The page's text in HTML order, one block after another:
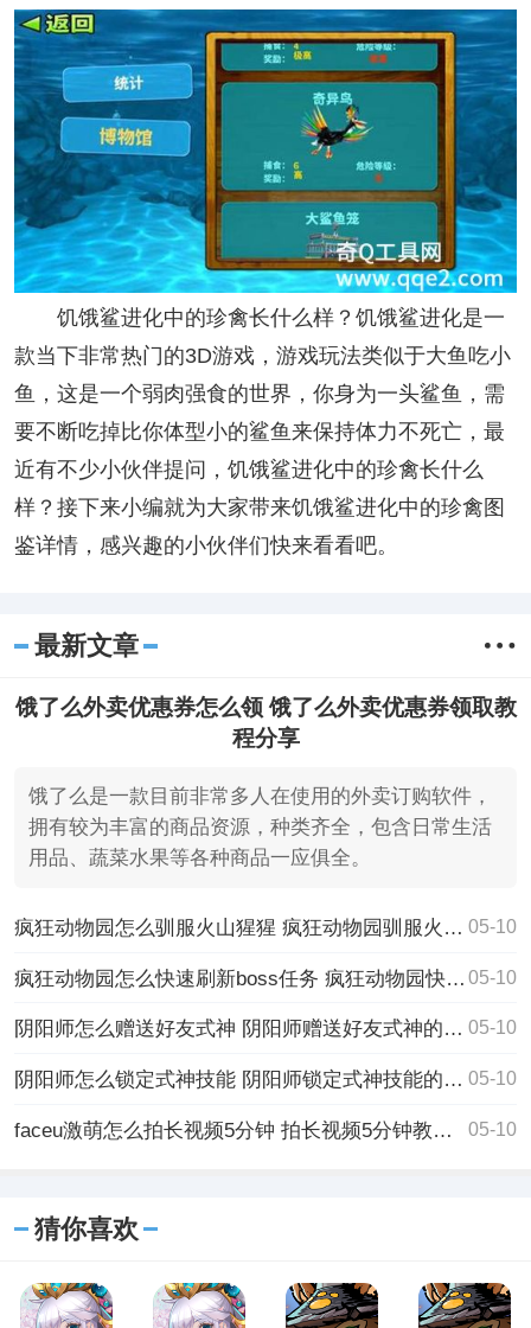
饥饿鲨进化中的珍禽长什么样？饥饿鲨进化是一
款当下非常热门的3D游戏，游戏玩法类似于大鱼吃小
鱼，这是一个弱肉强食的世界，你身为一头鲨鱼，需
要不断吃掉比你体型小的鲨鱼来保持体力不死亡，最
近有不少小伙伴提问，饥饿鲨进化中的珍禽长什么
样？接下来小编就为大家带来饥饿鲨进化中的珍禽图
鉴详情，感兴趣的小伙伴们快来看看吧。
最新文章
饿了么外卖优惠券怎么领 饿了么外卖优惠券领取教
程分享
饿了么是一款目前非常多人在使用的外卖订购软件，
拥有较为丰富的商品资源，种类齐全，包含日常生活
用品、蔬菜水果等各种商品一应俱全。
疯狂动物园怎么驯服火山猩猩 疯狂动物园驯服火山猩猩的方法 05-10
疯狂动物园怎么快速刷新boss任务 疯狂动物园快速刷新boss任务的方法 05-10
阴阳师怎么赠送好友式神 阴阳师赠送好友式神的方法 05-10
阴阳师怎么锁定式神技能 阴阳师锁定式神技能的方法 05-10
faceu激萌怎么拍长视频5分钟 拍长视频5分钟教程分享 05-10
猜你喜欢